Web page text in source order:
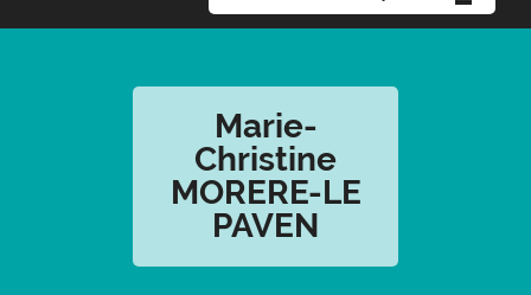
Marie-
Christine
MORERE-LE
PAVEN